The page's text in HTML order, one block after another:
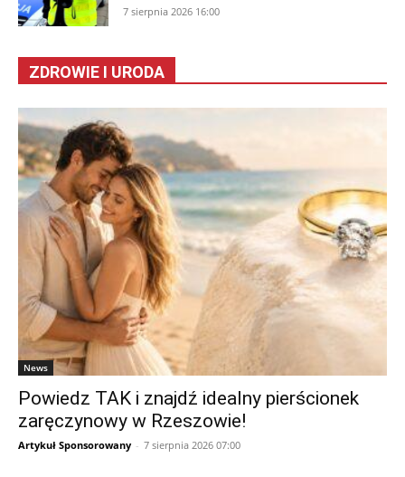
7 sierpnia 2026 16:00
ZDROWIE I URODA
News
Powiedz TAK i znajdź idealny pierścionek
zaręczynowy w Rzeszowie!
Artykuł Sponsorowany - 7 sierpnia 2026 07:00